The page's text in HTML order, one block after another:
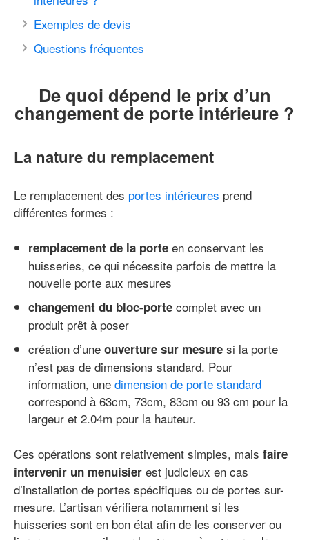
Exemples de devis
Questions fréquentes
De quoi dépend le prix d’un
changement de porte intérieure ?
La nature du remplacement
Le remplacement des portes intérieures prend
différentes formes :
remplacement de la porte en conservant les
huisseries, ce qui nécessite parfois de mettre la
nouvelle porte aux mesures
changement du bloc-porte complet avec un
produit prêt à poser
création d’une ouverture sur mesure si la porte
n’est pas de dimensions standard. Pour
information, une dimension de porte standard
correspond à 63cm, 73cm, 83cm ou 93 cm pour la
largeur et 2.04m pour la hauteur.
Ces opérations sont relativement simples, mais faire
intervenir un menuisier est judicieux en cas
d’installation de portes spécifiques ou de portes sur-
mesure. L’artisan vérifiera notamment si les
huisseries sont en bon état afin de les conserver ou